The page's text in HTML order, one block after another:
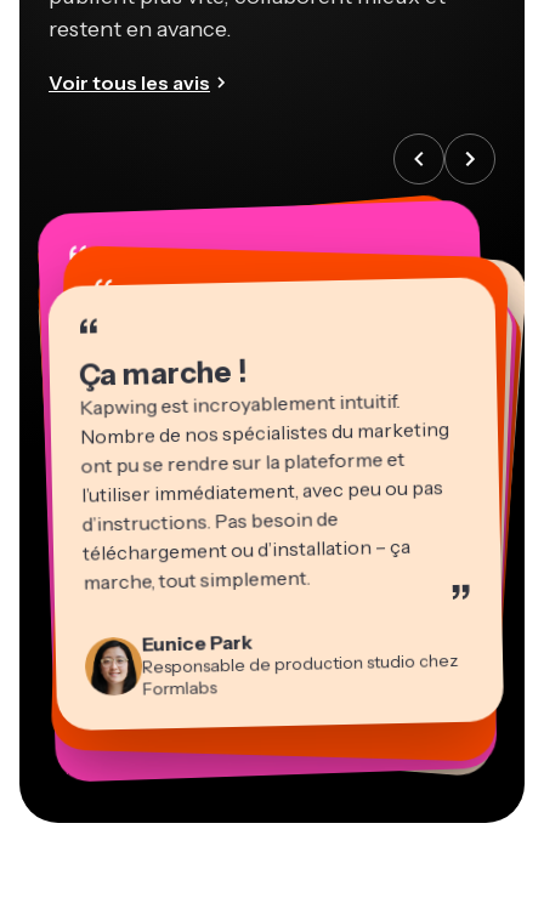
restent en avance.
Voir tous les avis
“
Ça marche !
Kapwing est incroyablement intuitif.
Nombre de nos spécialistes du marketing
ont pu se rendre sur la plateforme et
l’utiliser immédiatement, avec peu ou pas
d’instructions. Pas besoin de
téléchargement ou d’installation – ça
marche, tout simplement. ”
Eunice Park
Responsable de production studio chez
Formlabs
“
Vannesia Darby
PDG de MOXIE Nashville
“
Grant Taleck
Cofondateur d’AuthentIQMarketing.com
Panos Papagapiou
Directeur associé chez EPATHLON
“
Kerry-lee Farla
Youtubeur
Gracie Peng
Directeur du contenu
“
Martin James
Éditeur vidéo
Heidi Rae
Pédagogie
“
Consultant
“
Mitch Rawlings
Freelance en services d’information
“
Dina Segovia
Travailleur en freelance virtuel